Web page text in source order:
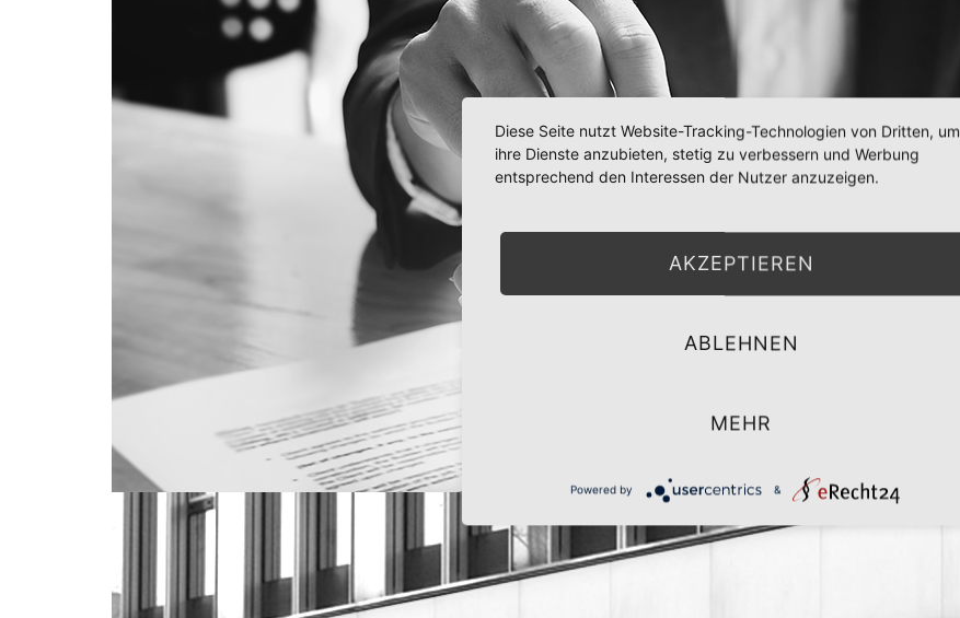
Diese Seite nutzt Website-Tracking-Technologien von Dritten, um
ihre Dienste anzubieten, stetig zu verbessern und Werbung
entsprechend den Interessen der Nutzer anzuzeigen.
AKZEPTIEREN
ABLEHNEN
MEHR
Powered by &